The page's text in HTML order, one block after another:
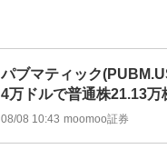
パブマティック
4万ドルで普通株21.13万
08/08 10:43 moomoo証券